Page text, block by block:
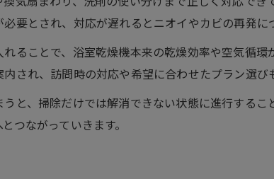
要とされ、対応が遅れるとニオイやカビの再発に
ることで、浴室乾燥機本来の乾燥効率や空気循
され、訪問時の対応や希望に合わせたプラン選び
と、掃除だけでは解消できない状態に進行する
つながっていきます。